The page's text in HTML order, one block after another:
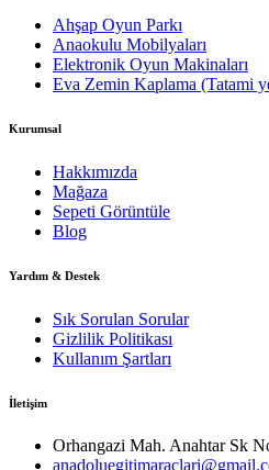
Ahşap Oyun Parkı
Anaokulu Mobilyaları
Elektronik Oyun Makinaları
Eva Zemin Kaplama (Tatami
Kurumsal
Hakkımızda
Mağaza
Sepeti Görüntüle
Blog
Yardım & Destek
Sık Sorulan Sorular
Gizlilik Politikası
Kullanım Şartları
İletişim
Orhangazi Mah. Anahtar Sk